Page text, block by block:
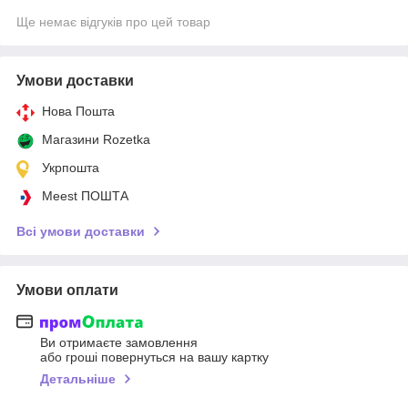
Ще немає відгуків про цей товар
Умови доставки
Нова Пошта
Магазини Rozetka
Укрпошта
Meest ПОШТА
Всі умови доставки
Умови оплати
Ви отримаєте замовлення
або гроші повернуться на вашу картку
Детальніше